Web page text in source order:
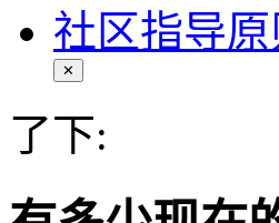
社区指导原
✕
了下: